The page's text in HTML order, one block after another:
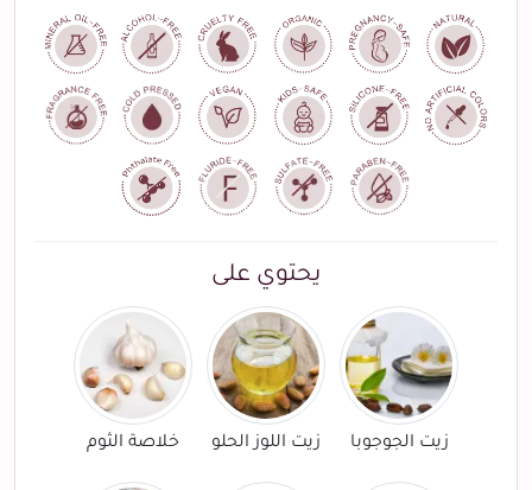
يحتوي على
زيت الجوجوبا زيت اللوز الحلو خلاصة الثوم